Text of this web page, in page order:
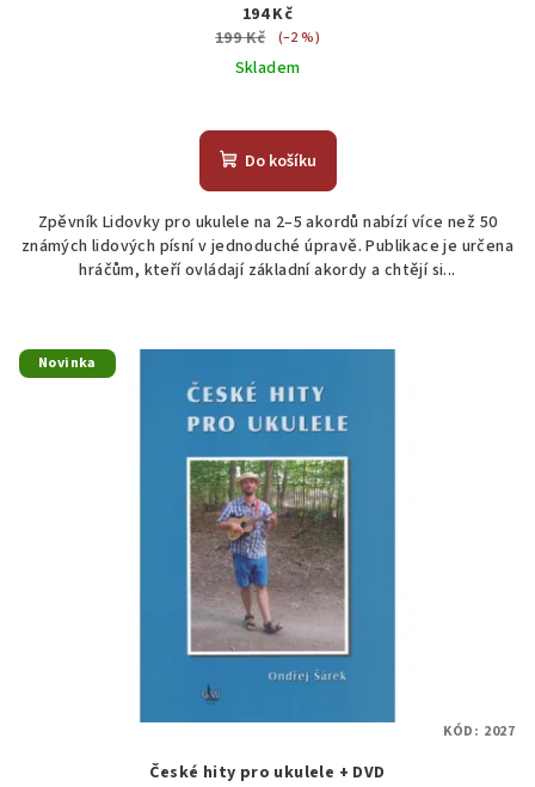
194 Kč
199 Kč
(–2 %)
Skladem
Do košíku
Zpěvník Lidovky pro ukulele na 2–5 akordů nabízí více než 50
známých lidových písní v jednoduché úpravě. Publikace je určena
hráčům, kteří ovládají základní akordy a chtějí si...
Novinka
České hity pro ukulele + DVD
KÓD: 2027